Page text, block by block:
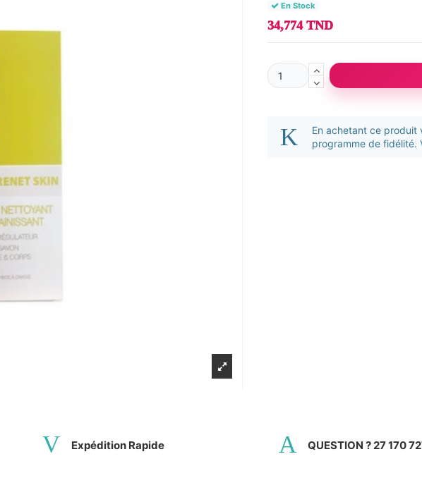
En Stock
34,774 TND
En achetant ce produit
programme de fidélité.
Expédition Rapide QUESTION ? 27 170